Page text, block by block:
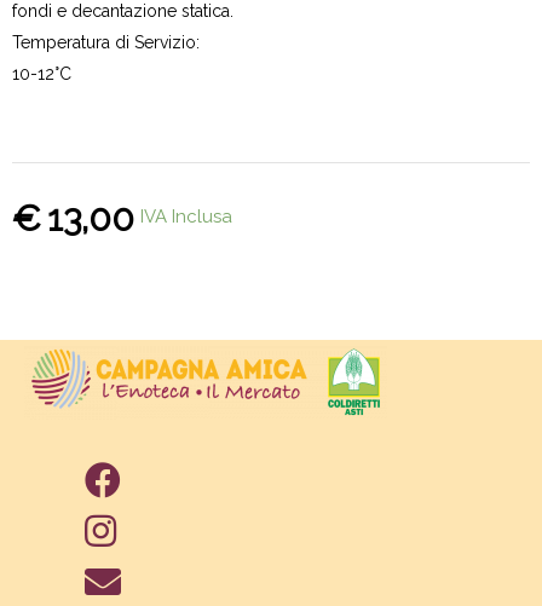
fondi e decantazione statica.
Temperatura di Servizio:
10-12°C
13,00
€ IVA Inclusa